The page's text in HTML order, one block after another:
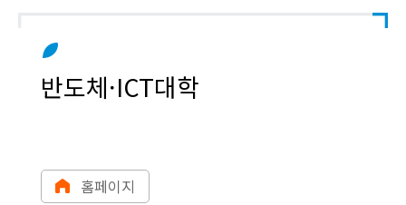
반도체·ICT대학
홈페이지